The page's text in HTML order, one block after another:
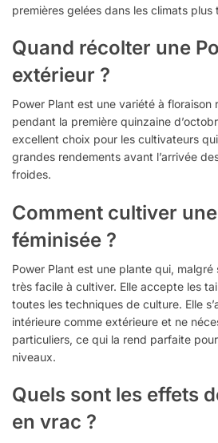
premières gelées dans les climats plus
Quand récolter une
extérieur ?
Power Plant est une variété à floraison
pendant la première quinzaine
excellent choix pour les cultivateurs
grandes rendements avant l’arrivée
froides.
Comment cultiver
féminisée ?
Power Plant est une plante qui,
très facile à cultiver. Elle accepte les
toutes les techniques de culture. Elle
intérieure comme extérieure et ne
particuliers, ce qui la rend parfaite
niveaux.
Quels sont les effets
en vrac ?